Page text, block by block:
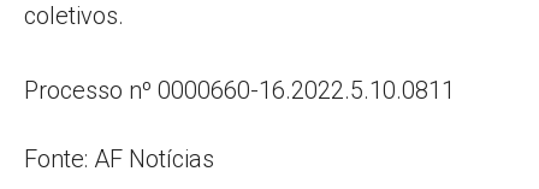
coletivos.
Processo nº 0000660-16.2022.5.10.0811
Fonte: AF Notícias